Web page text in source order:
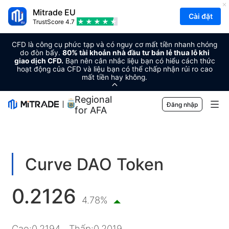
Mitrade EU
TrustScore 4.7
Cài đặt
CFD là công cụ phức tạp và có nguy cơ mất tiền nhanh chóng
do đòn bẩy. 80% tài khoản nhà đầu tư bán lẻ thua lỗ khi
giao dịch CFD. Bạn nên cân nhắc liệu bạn có hiểu cách thức
hoạt động của CFD và liệu bạn có thể chấp nhận rủi ro cao
mất tiền hay không.
Regional Sponsor
for AFA
Đăng nhập
Ngoại hối
Hàng hóa
Tiền điện tử
Giao dịch
Nền tảng giao dịch
Quản lý rủi ro
Công Cụ Thị Trường
Lịch kinh tế
Giáo dục
Công ty
Curve DAO Token
0.2126 4.78%